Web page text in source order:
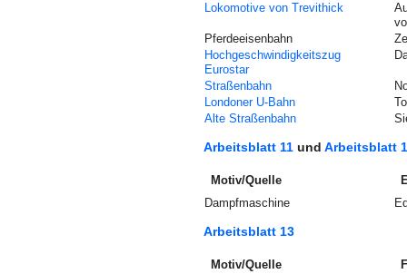
Lokomotive von Trevithick
Pferdeeisenbahn
Hochgeschwindigkeitszug
Eurostar
Straßenbahn
Londoner U-Bahn
Alte Straßenbahn
Arbeitsblatt 11 und Arbeitsblatt
Motiv/Quelle
Dampfmaschine
Arbeitsblatt 13
Motiv/Quelle